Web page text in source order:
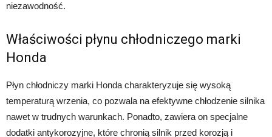
niezawodność.
Właściwości płynu chłodniczego marki
Honda
Płyn chłodniczy marki Honda charakteryzuje się wysoką
temperaturą wrzenia, co pozwala na efektywne chłodzenie silnika
nawet w trudnych warunkach. Ponadto, zawiera on specjalne
dodatki antykorozyjne, które chronią silnik przed korozją i